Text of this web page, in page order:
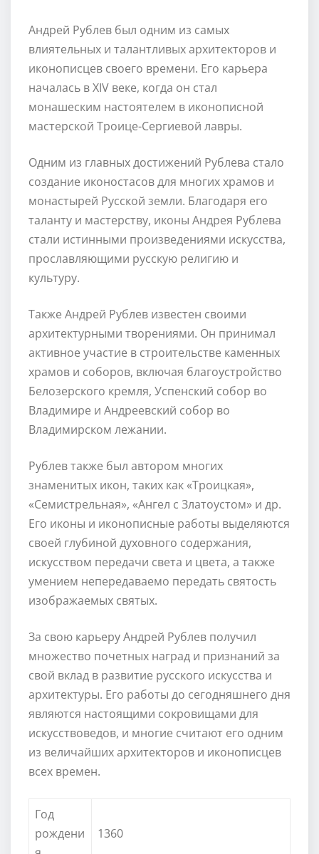
Андрей Рублев был одним из самых
влиятельных и талантливых архитекторов и
иконописцев своего времени. Его карьера
началась в XIV веке, когда он стал
монашеским настоятелем в иконописной
мастерской Троице-Сергиевой лавры.
Одним из главных достижений Рублева стало
создание иконостасов для многих храмов и
монастырей Русской земли. Благодаря его
таланту и мастерству, иконы Андрея Рублева
стали истинными произведениями искусства,
прославляющими русскую религию и
культуру.
Также Андрей Рублев известен своими
архитектурными творениями. Он принимал
активное участие в строительстве каменных
храмов и соборов, включая благоустройство
Белозерского кремля, Успенский собор во
Владимире и Андреевский собор во
Владимирском лежании.
Рублев также был автором многих
знаменитых икон, таких как «Троицкая»,
«Семистрельная», «Ангел с Златоустом» и др.
Его иконы и иконописные работы выделяются
своей глубиной духовного содержания,
искусством передачи света и цвета, а также
умением непередаваемо передать святость
изображаемых святых.
За свою карьеру Андрей Рублев получил
множество почетных наград и признаний за
свой вклад в развитие русского искусства и
архитектуры. Его работы до сегодняшнего дня
являются настоящими сокровищами для
искусствоведов, и многие считают его одним
из величайших архитекторов и иконописцев
всех времен.
Год
рождени
1360